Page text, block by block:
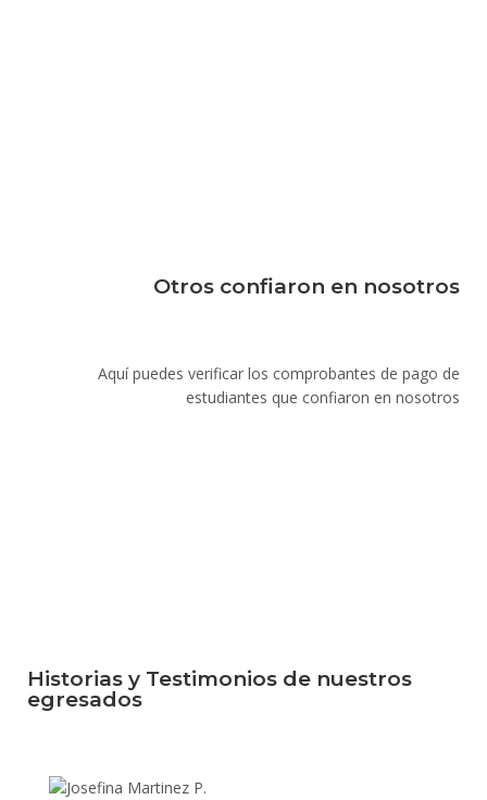
Otros confiaron en nosotros
Aquí puedes verificar los comprobantes de pago de
estudiantes que confiaron en nosotros
Historias y Testimonios de nuestros
egresados